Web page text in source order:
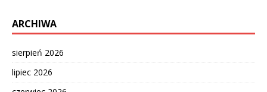
ARCHIWA
sierpień 2026
lipiec 2026